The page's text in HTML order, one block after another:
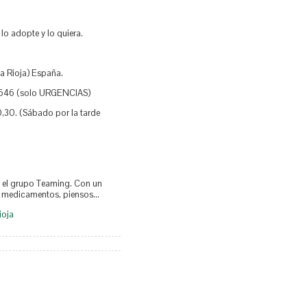
adopte y lo quiera.
Rioja) España.
(solo URGENCIAS)
(Sábado por la tarde
grupo Teaming. Con un
piensos…